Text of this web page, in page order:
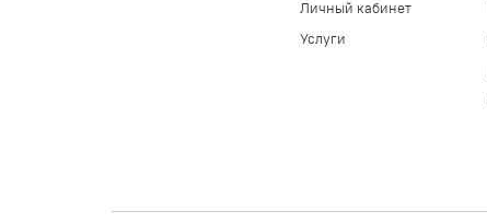
Личный кабинет
Услуги